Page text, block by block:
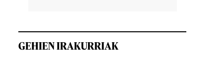
GEHIEN IRAKURRIAK